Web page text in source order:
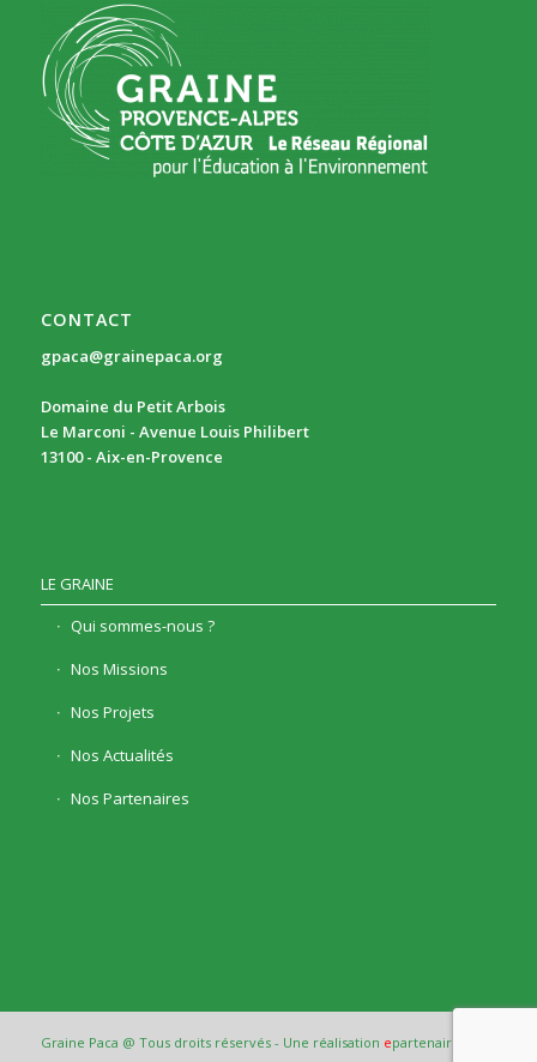
CONTACT
gpaca@grainepaca.org
Domaine du Petit Arbois
Le Marconi - Avenue Louis Philibert
13100 - Aix-en-Provence
LE GRAINE
Qui sommes-nous ?
Nos Missions
Nos Projets
Nos Actualités
Nos Partenaires
Graine Paca @ Tous droits réservés - Une réalisation epartenaire